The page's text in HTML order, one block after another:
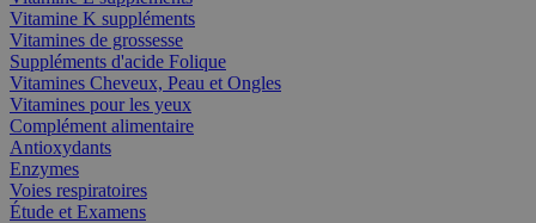
Vitamine K suppléments
Vitamines de grossesse
Suppléments d'acide Folique
Vitamines Cheveux, Peau et Ongles
Vitamines pour les yeux
Complément alimentaire
Antioxydants
Enzymes
Voies respiratoires
Étude et Examens